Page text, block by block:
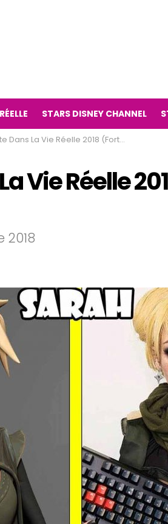
STARS DISNEY CHANNEL
La Vie Réelle 2018 (Fortnite Jeu Vidéo)
Vie Réelle
2018